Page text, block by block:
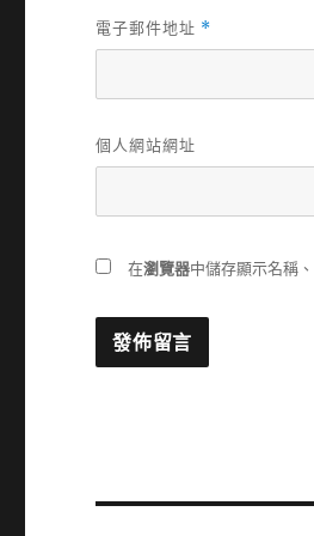
電子郵件地址 *
個人網站網址
在瀏覽器中儲存顯示名稱